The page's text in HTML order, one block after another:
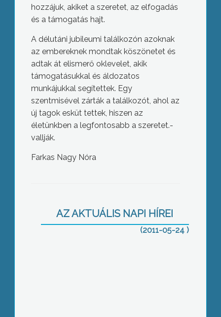
hozzájuk, akiket a szeretet, az elfogadás
és a támogatás hajt.
A délutáni jubileumi találkozón azoknak
az embereknek mondtak köszönetet és
adtak át elismerő oklevelet, akik
támogatásukkal és áldozatos
munkájukkal segítettek. Egy
szentmisével zárták a találkozót, ahol az
új tagok esküt tettek, hiszen az
életünkben a legfontosabb a szeretet.-
vallják.
Farkas Nagy Nóra
AZ AKTUÁLIS NAPI HÍREI
(2011-05-24 )